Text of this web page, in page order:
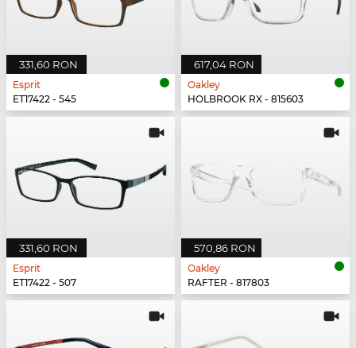
331,60 RON
Esprit
ET17422 - 545
617,04 RON
Oakley
HOLBROOK RX - 815603
331,60 RON
Esprit
ET17422 - 507
570,86 RON
Oakley
RAFTER - 817803